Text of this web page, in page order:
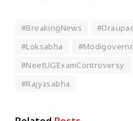
#BreakingNews
#Loksabha
#NeetUGExamControversy
#Rajyasabha